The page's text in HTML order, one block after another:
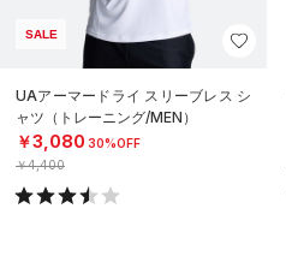
SALE
UAアーマードライ スリーブレス シ
ャツ（トレーニング/MEN）
￥3,080 30%OFF
￥4,400